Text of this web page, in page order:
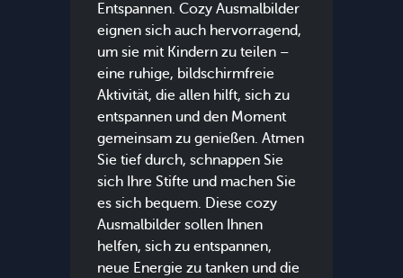
Entspannen. Cozy Ausmalbilder
eignen sich auch hervorragend,
um sie mit Kindern zu teilen –
eine ruhige, bildschirmfreie
Aktivität, die allen hilft, sich zu
entspannen und den Moment
gemeinsam zu genießen. Atmen
Sie tief durch, schnappen Sie
sich Ihre Stifte und machen Sie
es sich bequem. Diese cozy
Ausmalbilder sollen Ihnen
helfen, sich zu entspannen,
neue Energie zu tanken und die